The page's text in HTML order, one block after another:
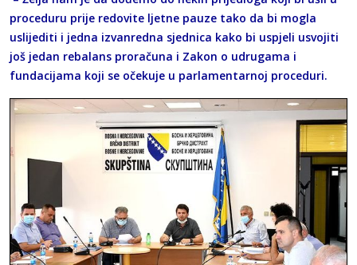
proceduru prije redovite ljetne pauze tako da bi mogla
uslijediti i jedna izvanredna sjednica kako bi uspjeli usvojiti
još jedan rebalans proračuna i Zakon o udrugama i
fundacijama koji se očekuje u parlamentarnoj proceduri.